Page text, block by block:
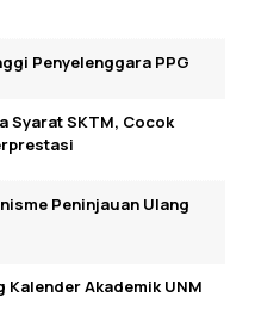
Penyelenggara PPG
Syarat SKTM, Cocok
Peninjauan Ulang
Kalender Akademik UNM